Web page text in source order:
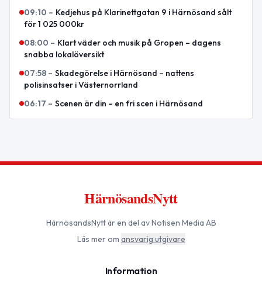
09:10 – Kedjehus på Klarinettgatan 9 i Härnösand sålt
för 1 025 000kr
08:00 – Klart väder och musik på Gropen – dagens
snabba lokalöversikt
07:58 – Skadegörelse i Härnösand – nattens
polisinsatser i Västernorrland
06:17 – Scenen är din – en fri scen i Härnösand
HärnösandsNytt
HärnösandsNyttär en del av Notisen Media AB
Läs mer om ansvarig utgivare
Information